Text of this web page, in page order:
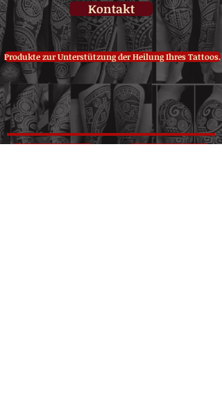
Kontakt
Produkte zur Unterstützung der Heilung Ihres Tattoos.